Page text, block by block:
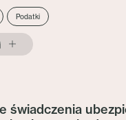
Podatki
świadczenia